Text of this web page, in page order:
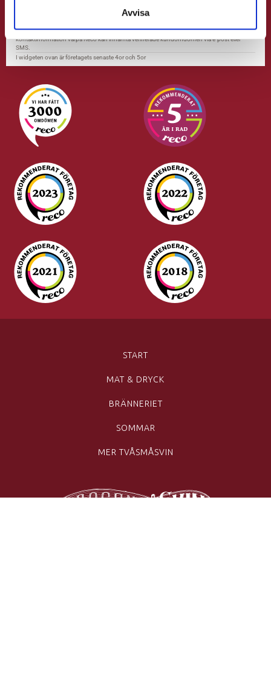
Avvisa
START
MAT & DRYCK
BRÄNNERIET
SOMMAR
MER TVÅSMÅSVIN